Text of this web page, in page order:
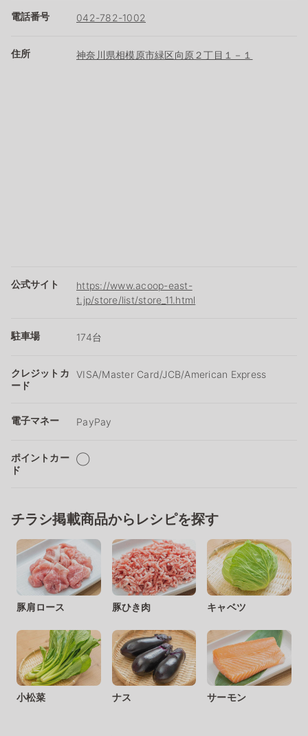
電話番号 042-782-1002
住所 神奈川県相模原市緑区向原２丁目１－１
公式サイト
https://www.acoop-east-
t.jp/store/list/store_11.html
駐車場 174台
クレジットカ
ード
VISA/Master Card/JCB/American Express
電子マネー PayPay
ポイントカー
ド
◯
チラシ掲載商品からレシピを探す
豚肩ロース 豚ひき肉 キャベツ
小松菜 ナス サーモン